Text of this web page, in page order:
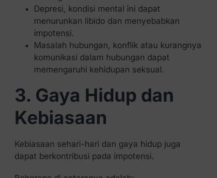
Depresi, kondisi mental ini dapat
menurunkan libido dan menyebabkan
impotensi.
Masalah hubungan, konflik atau kurangnya
komunikasi dalam hubungan dapat
memengaruhi kehidupan seksual.
3. Gaya Hidup dan
Kebiasaan
Kebiasaan sehari-hari dan gaya hidup juga
dapat berkontribusi pada impotensi.